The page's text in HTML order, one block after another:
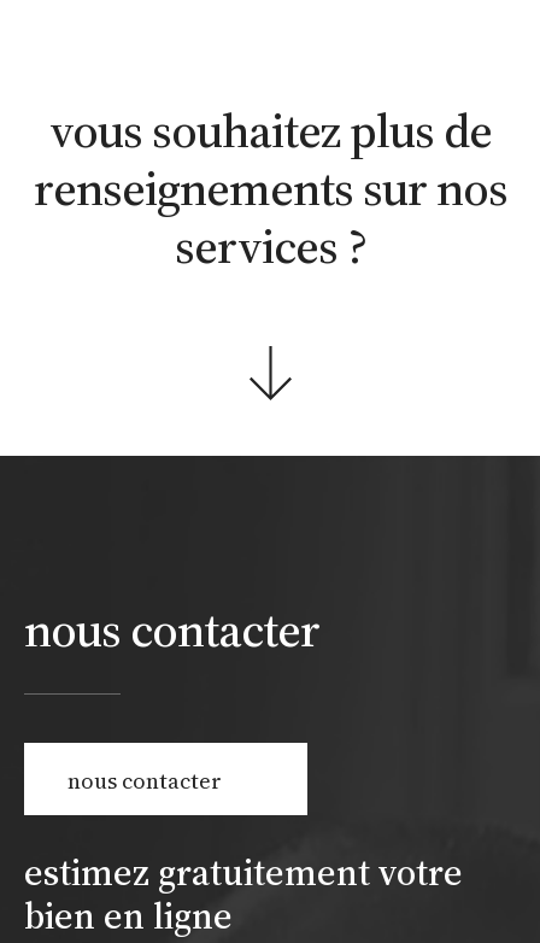
vous souhaitez plus de
renseignements sur nos
services ?
nous contacter
nous contacter
estimez gratuitement votre
bien en ligne